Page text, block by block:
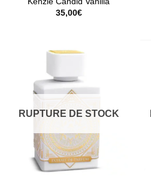
35,00€
RUPTURE DE STOCK